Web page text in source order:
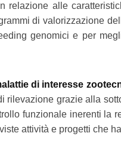
relazione alle
di valorizzazione
genomici e per
di interesse
rilevazione grazie alla
funzionale inerenti la
attività e progetti che